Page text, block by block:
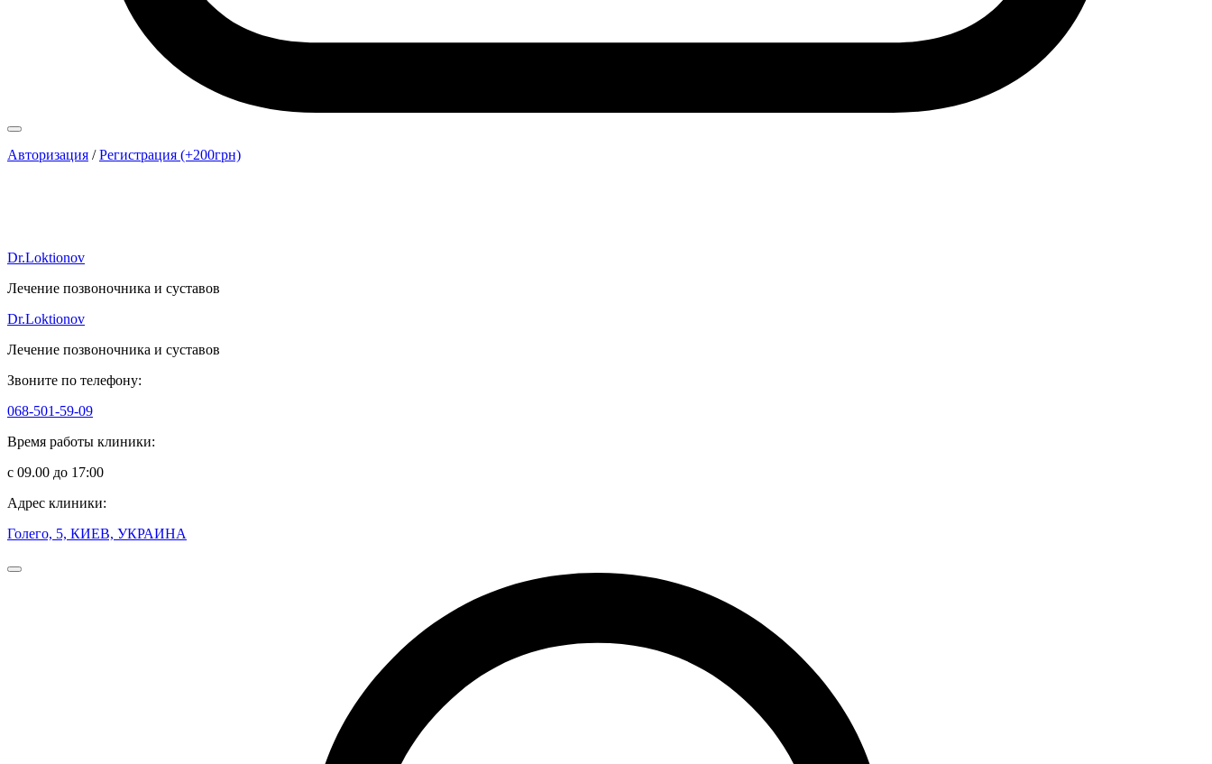
Авторизация /Регистрация (+200грн)
Dr.Loktionov
Лечение позвоночника и суставов
Dr.Loktionov
Лечение позвоночника и суставов
Звоните по телефону:
068-501-59-09
Время работы клиники:
с 09.00 до 17:00
Адрес клиники:
Голего, 5, КИЕВ, УКРАИНА